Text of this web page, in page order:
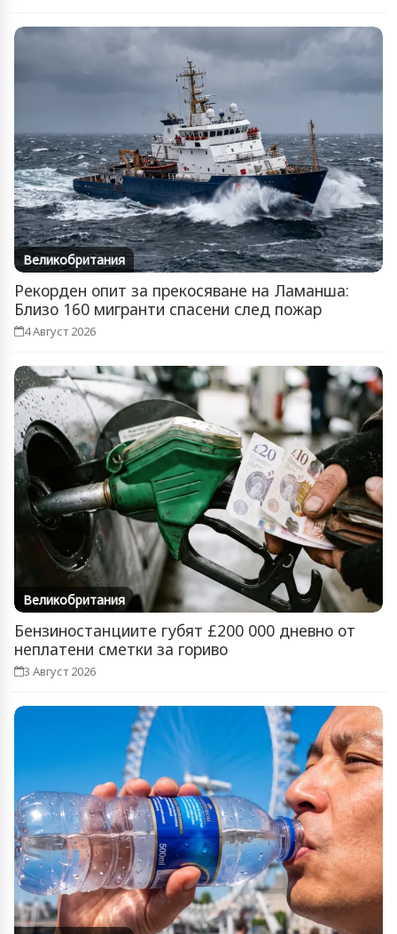
Великобритания
Рекорден опит за прекосяване на Ламанша:
Близо 160 мигранти спасени след пожар
4 Август 2026
Великобритания
Бензиностанциите губят £200 000 дневно от
неплатени сметки за гориво
3 Август 2026